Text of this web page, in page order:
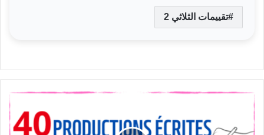
تقييمات الثلاثي 2
Production
écrite
avec